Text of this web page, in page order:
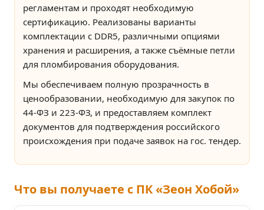
регламентам и проходят необходимую
сертификацию. Реализованы варианты
комплектации с DDR5, различными опциями
хранения и расширения, а также съёмные петли
для пломбирования оборудования.
Мы обеспечиваем полную прозрачность в
ценообразовании, необходимую для закупок по
44‑ФЗ и 223‑ФЗ, и предоставляем комплект
документов для подтверждения российского
происхождения при подаче заявок на гос. тендер.
Что вы получаете с ПК «Зеон Хобой»